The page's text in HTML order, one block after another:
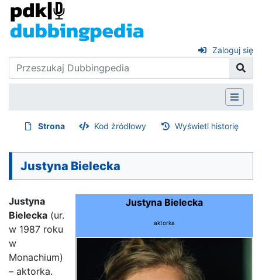
Zaloguj się
Strona Kod źródłowy Wyświetl historię
Justyna Bielecka
Justyna Bielecka
aktorka
Justyna
Bielecka (ur.
w 1987 roku
w
Monachium)
– aktorka.